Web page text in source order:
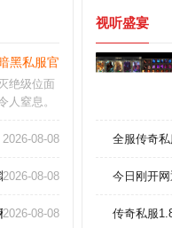
黑私服官网夜魇来袭 450深
绝级位面
人窒息。
棋局待你
2026-08-08
520？
2026-08-08
服的新探索
2026-08-08
视听盛宴
全服传奇
今日刚开
传奇私服